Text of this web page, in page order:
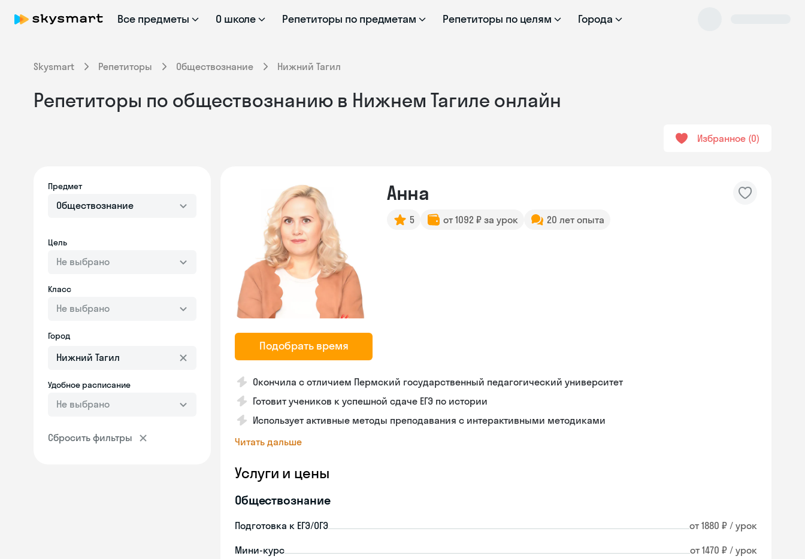
Все предметы О школе Репетиторы по предметам Репетиторы по целям Города
Skysmart Репетиторы Обществознание Нижний Тагил
Репетиторы по обществознанию в Нижнем Тагиле онлайн
Избранное 0
Предмет
Обществознание
Цель
Не выбрано
Класс
Не выбрано
Город
Удобное расписание
Не выбрано
Сбросить фильтры
Подобрать время
Анна
5 от 1092 ₽ за урок 20 лет опыта
Окончила с отличием Пермский государственный педагогический университет
Готовит учеников к успешной сдаче ЕГЭ по истории
Использует активные методы преподавания с интерактивными методиками
Читать дальше
Услуги и цены
Обществознание
Подготовка к ЕГЭ/ОГЭ от 1880 ₽ / урок
Мини-курс от 1470 ₽ / урок